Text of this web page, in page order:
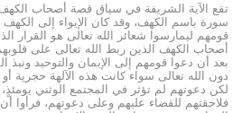
تقع الآية الشريفة في سياق قصة أصحاب
سورة باسم الكهف، وقد كان الإيواء إلى الكهف
قومهم ليمارسوا شعائر الله تعالى هو القرار
أصحاب الكهف الذين ربط الله تعالى على
بعد أن دعوا قومهم إلى الإيمان والتوحيد ونبذ
دون الله تعالى سواء كانت هذه الآلهة حجرية
لكن دعوتهم لم تؤثر في المجتمع الوثني
فلاحقتهم للقضاء عليهم وعلى دعوتهم، فرأوا